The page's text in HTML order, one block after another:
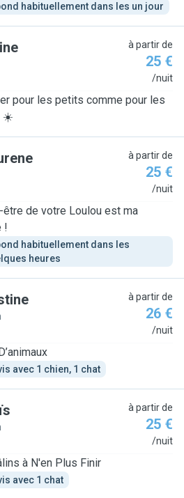
habituellement dans les un jour
à partir de
25 €
/nuit
pour les petits comme pour les
☀️
à partir de
25 €
/nuit
être de votre Loulou est ma
!
habituellement dans les
heures
à partir de
26 €
/nuit
avec 1 chien, 1 chat
à partir de
25 €
/nuit
à N'en Plus Finir
avec 1 chat